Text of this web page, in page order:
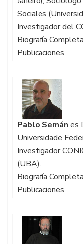
Sociales
Investigador del
Biografía Completa
Publicaciones
Pablo Semán es
Universidade
Investigador
(UBA).
Biografía Completa
Publicaciones